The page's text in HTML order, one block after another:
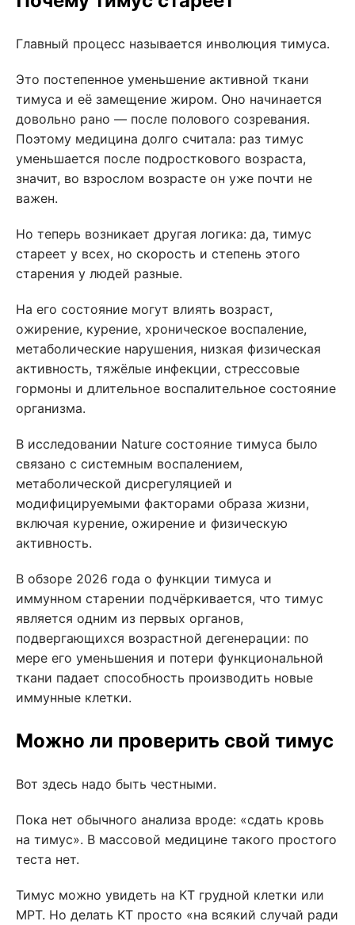
Главный процесс называется инволюция тимуса.
Это постепенное уменьшение активной ткани
тимуса и её замещение жиром. Оно начинается
довольно рано — после полового созревания.
Поэтому медицина долго считала: раз тимус
уменьшается после подросткового возраста,
значит, во взрослом возрасте он уже почти не
важен.
Но теперь возникает другая логика: да, тимус
стареет у всех, но скорость и степень этого
старения у людей разные.
На его состояние могут влиять возраст,
ожирение, курение, хроническое воспаление,
метаболические нарушения, низкая физическая
активность, тяжёлые инфекции, стрессовые
гормоны и длительное воспалительное состояние
организма.
В исследовании Nature состояние тимуса было
связано с системным воспалением,
метаболической дисрегуляцией и
модифицируемыми факторами образа жизни,
включая курение, ожирение и физическую
активность.
В обзоре 2026 года о функции тимуса и
иммунном старении подчёркивается, что тимус
является одним из первых органов,
подвергающихся возрастной дегенерации: по
мере его уменьшения и потери функциональной
ткани падает способность производить новые
иммунные клетки.
Можно ли проверить свой тимус
Вот здесь надо быть честными.
Пока нет обычного анализа вроде: «сдать кровь
на тимус». В массовой медицине такого простого
теста нет.
Тимус можно увидеть на КТ грудной клетки или
МРТ. Но делать КТ просто «на всякий случай ради